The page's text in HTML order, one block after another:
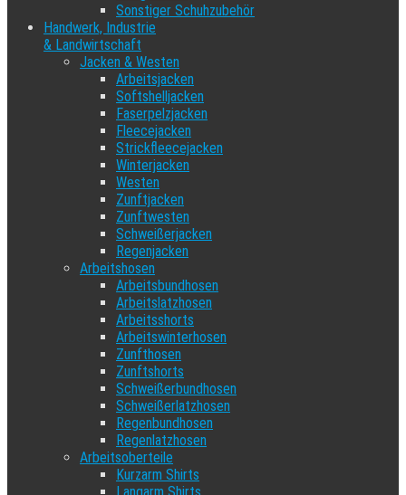
Sonstiger Schuhzubehör
Handwerk, Industrie
& Landwirtschaft
Jacken & Westen
Arbeitsjacken
Softshelljacken
Faserpelzjacken
Fleecejacken
Strickfleecejacken
Winterjacken
Westen
Zunftjacken
Zunftwesten
Schweißerjacken
Regenjacken
Arbeitshosen
Arbeitsbundhosen
Arbeitslatzhosen
Arbeitsshorts
Arbeitswinterhosen
Zunfthosen
Zunftshorts
Schweißerbundhosen
Schweißerlatzhosen
Regenbundhosen
Regenlatzhosen
Arbeitsoberteile
Kurzarm Shirts